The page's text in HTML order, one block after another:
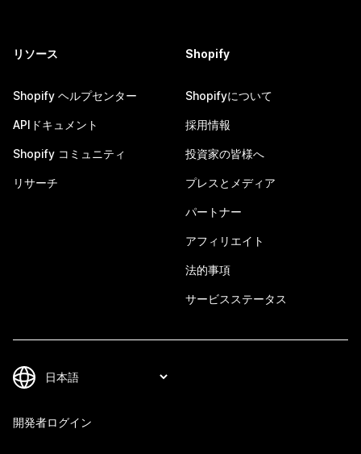
リソース
Shopify ヘルプセンター
APIドキュメント
Shopify コミュニティ
リサーチ
Shopify
Shopifyについて
採用情報
投資家の皆様へ
プレスとメディア
パートナー
アフィリエイト
法的事項
サービスステータス
開発者ログイン